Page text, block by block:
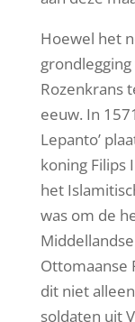
Hoewel het
Rozenkrans
eeuw. In
Lepanto’
koning Filips
het
was om de
Ottomaanse
dit niet
soldaten uit